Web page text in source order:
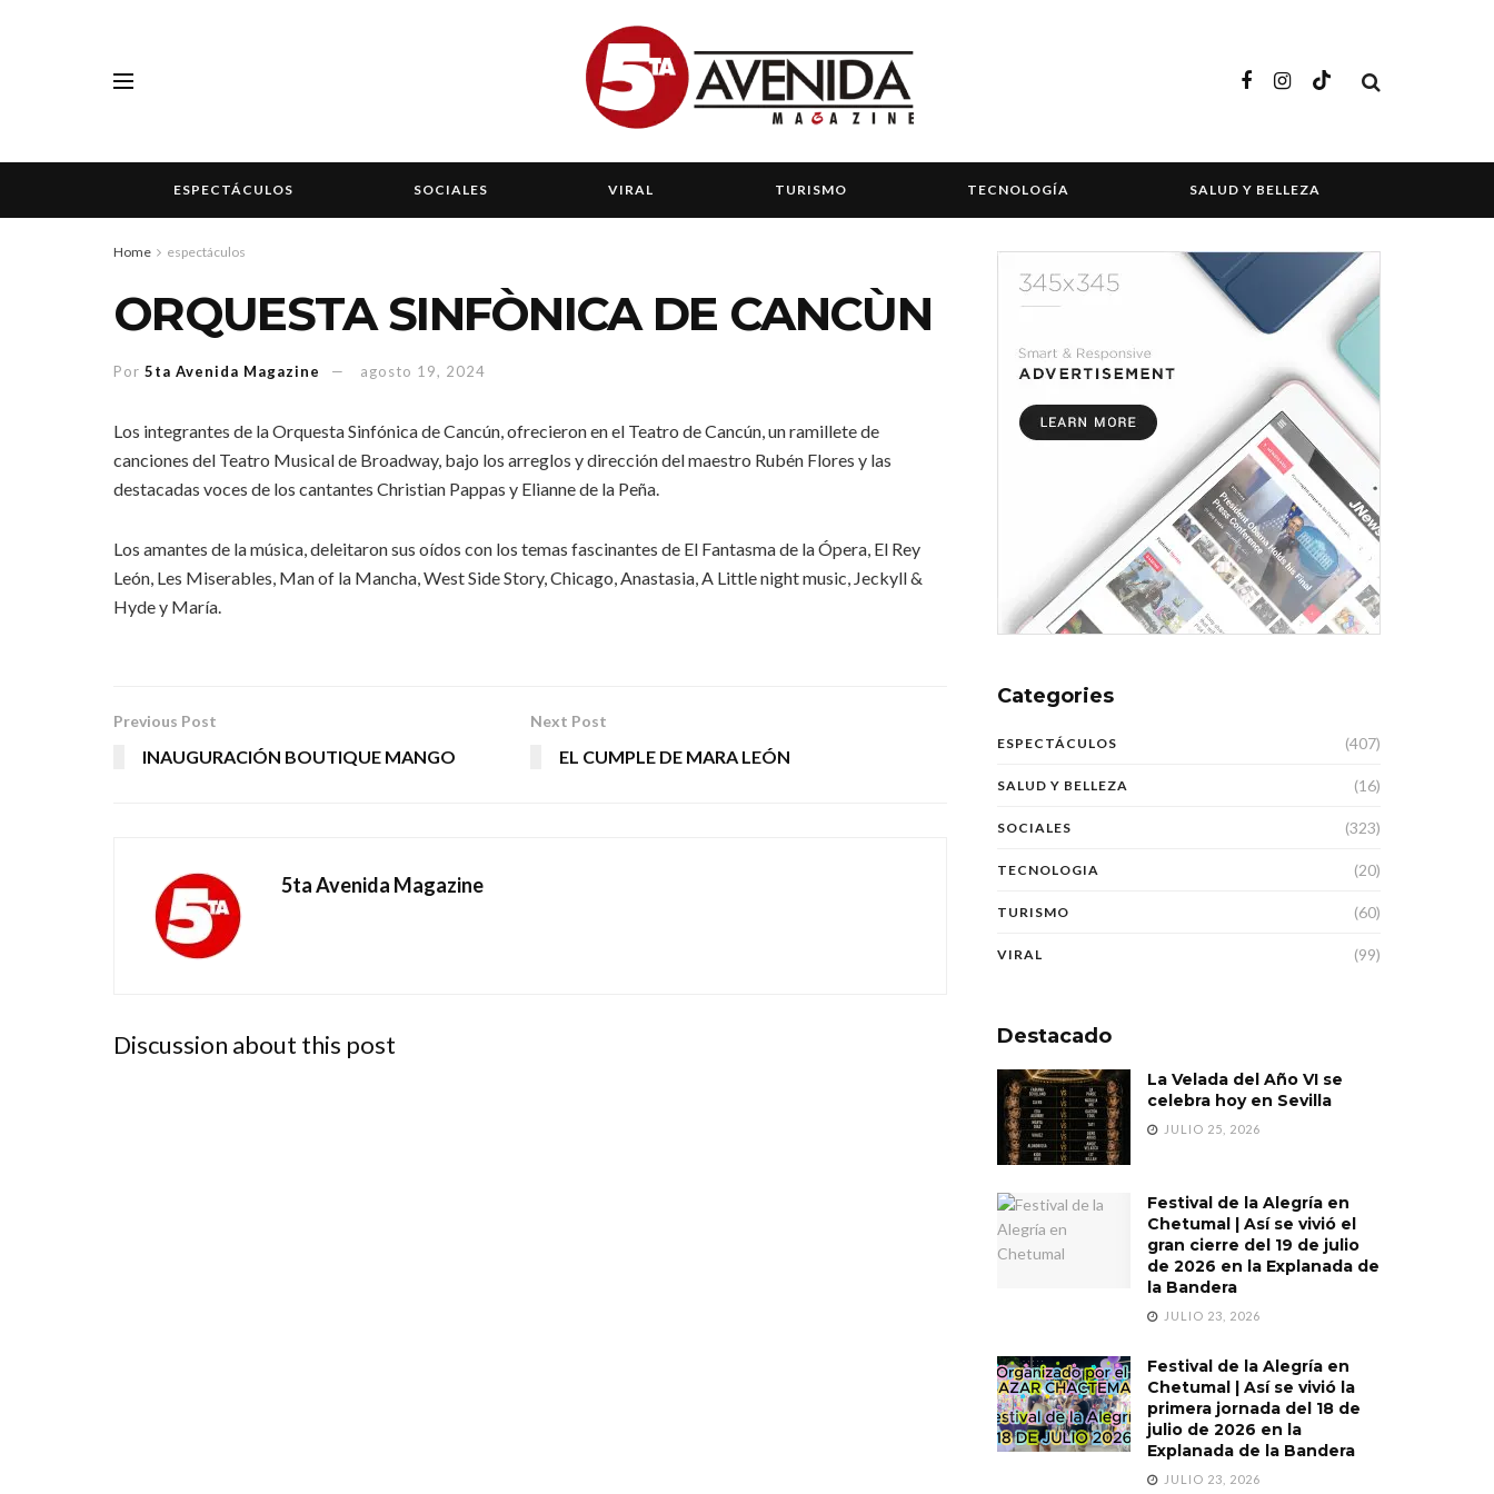
ESPECTÁCULOS SOCIALES VIRAL TURISMO TECNOLOGÍA SALUD Y BELLEZA
Home espectáculos
ORQUESTA SINFÒNICA DE CANCÙN
Por 5ta Avenida Magazine agosto 19, 2024
Los integrantes de la Orquesta Sinfónica de Cancún, ofrecieron en el Teatro de Cancún, un ramillete de
canciones del Teatro Musical de Broadway, bajo los arreglos y dirección del maestro Rubén Flores y las
destacadas voces de los cantantes Christian Pappas y Elianne de la Peña.
Los amantes de la música, deleitaron sus oídos con los temas fascinantes de El Fantasma de la Ópera, El Rey
León, Les Miserables, Man of la Mancha, West Side Story, Chicago, Anastasia, A Little night music, Jeckyll &
Hyde y María.
Previous Post
INAUGURACIÓN BOUTIQUE MANGO
Next Post
EL CUMPLE DE MARA LEÓN
5ta Avenida Magazine
Discussion about this post
Categories
ESPECTÁCULOS (407)
SALUD Y BELLEZA (16)
SOCIALES (323)
TECNOLOGIA (20)
TURISMO (60)
VIRAL (99)
Destacado
La Velada del Año VI se
celebra hoy en Sevilla
JULIO 25, 2026
Festival de la Alegría en
Chetumal | Así se vivió el
gran cierre del 19 de julio
de 2026 en la Explanada de
la Bandera
JULIO 23, 2026
Festival de la Alegría en
Chetumal | Así se vivió la
primera jornada del 18 de
julio de 2026 en la
Explanada de la Bandera
JULIO 23, 2026